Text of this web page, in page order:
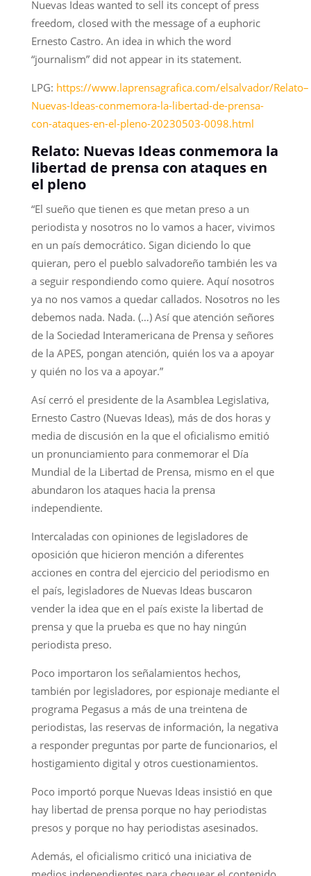
Nuevas Ideas wanted to sell its concept of press
freedom, closed with the message of a euphoric
Ernesto Castro. An idea in which the word
“journalism” did not appear in its statement.
LPG: https://www.laprensagrafica.com/elsalvador/Relato–
Nuevas-Ideas-conmemora-la-libertad-de-prensa-
con-ataques-en-el-pleno-20230503-0098.html
Relato: Nuevas Ideas conmemora la
libertad de prensa con ataques en
el pleno
“El sueño que tienen es que metan preso a un
periodista y nosotros no lo vamos a hacer, vivimos
en un país democrático. Sigan diciendo lo que
quieran, pero el pueblo salvadoreño también les va
a seguir respondiendo como quiere. Aquí nosotros
ya no nos vamos a quedar callados. Nosotros no les
debemos nada. Nada. (…) Así que atención señores
de la Sociedad Interamericana de Prensa y señores
de la APES, pongan atención, quién los va a apoyar
y quién no los va a apoyar.”
Así cerró el presidente de la Asamblea Legislativa,
Ernesto Castro (Nuevas Ideas), más de dos horas y
media de discusión en la que el oficialismo emitió
un pronunciamiento para conmemorar el Día
Mundial de la Libertad de Prensa, mismo en el que
abundaron los ataques hacia la prensa
independiente.
Intercaladas con opiniones de legisladores de
oposición que hicieron mención a diferentes
acciones en contra del ejercicio del periodismo en
el país, legisladores de Nuevas Ideas buscaron
vender la idea que en el país existe la libertad de
prensa y que la prueba es que no hay ningún
periodista preso.
Poco importaron los señalamientos hechos,
también por legisladores, por espionaje mediante el
programa Pegasus a más de una treintena de
periodistas, las reservas de información, la negativa
a responder preguntas por parte de funcionarios, el
hostigamiento digital y otros cuestionamientos.
Poco importó porque Nuevas Ideas insistió en que
hay libertad de prensa porque no hay periodistas
presos y porque no hay periodistas asesinados.
Además, el oficialismo criticó una iniciativa de